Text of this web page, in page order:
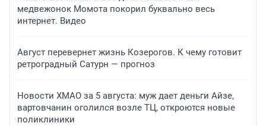
медвежонок Момота покорил буквально весь
интернет. Видео
Август перевернет жизнь Козерогов. К чему готовит
ретроградный Сатурн — прогноз
Новости ХМАО за 5 августа: муж дает деньги Айзе,
вартовчанин оголился возле ТЦ, откроются новые
поликлиники